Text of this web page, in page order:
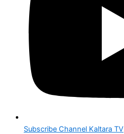
Subscribe Channel Kaltara TV